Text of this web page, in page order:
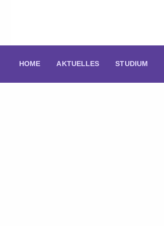
HOME AKTUELLES STUDIUM